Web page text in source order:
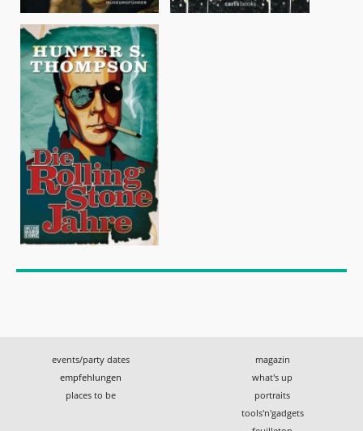
events/party dates
empfehlungen
places to be
magazin
what's up
portraits
tools'n'gadgets